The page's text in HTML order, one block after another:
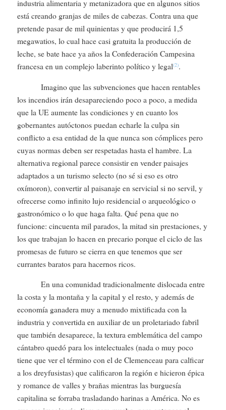
industria alimentaria y metanizadora que en algunos sitios
está creando granjas de miles de cabezas. Contra una que
pretende pasar de mil quinientas y que producirá 1,5
megawatios, lo cual hace casi gratuita la producción de
leche, se bate hace ya años la Confederación Campesina
francesa en un complejo laberinto político y legal(2).
Imagino que las subvenciones que hacen rentables
los incendios irán desapareciendo poco a poco, a medida
que la UE aumente las condiciones y en cuanto los
gobernantes autóctonos puedan echarle la culpa sin
conflicto a esa entidad de la que nunca son cómplices pero
cuyas normas deben ser respetadas hasta el hambre. La
alternativa regional parece consistir en vender paisajes
adaptados a un turismo selecto (no sé si eso es otro
oxímoron), convertir al paisanaje en servicial si no servil, y
ofrecerse como infinito lujo residencial o arqueológico o
gastronómico o lo que haga falta. Qué pena que no
funcione: cincuenta mil parados, la mitad sin prestaciones, y
los que trabajan lo hacen en precario porque el ciclo de las
promesas de futuro se cierra en que tenemos que ser
currantes baratos para hacernos ricos.
En una comunidad tradicionalmente dislocada entre
la costa y la montaña y la capital y el resto, y además de
economía ganadera muy a menudo mixtificada con la
industria y convertida en auxiliar de un proletariado fabril
que también desaparece, la textura emblemática del campo
cántabro quedó para los intelectuales (nada o muy poco
tiene que ver el término con el de Clemenceau para calficar
a los dreyfusistas) que calificaron la región e hicieron épica
y romance de valles y brañas mientras las burguesía
capitalina se forraba trasladando harinas a América. No es